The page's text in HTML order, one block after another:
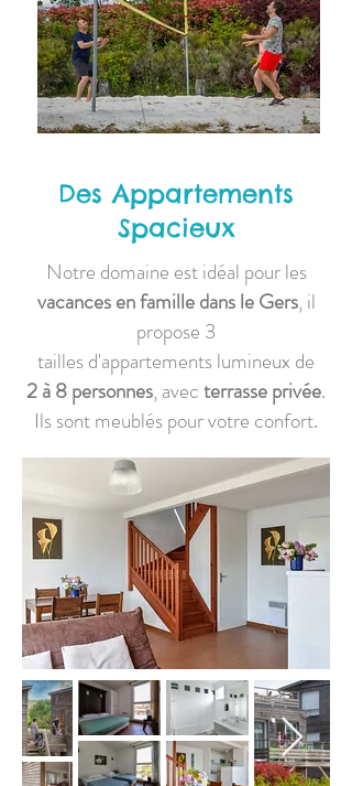
Des Appartements
Spacieux
Notre domaine est idéal pour les
vacances en famille dans le Gers, il
propose 3
tailles d'appartements lumineux de
2 à 8 personnes, avecterrasse privée.
Ils sont meublés pour votre confort.